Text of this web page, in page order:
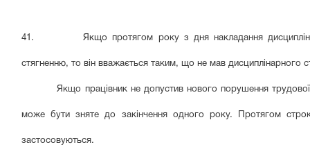
41. Якщо протягом року з дня накладання
стягненню, то він вважається таким, що не мав дисциплінарного
Якщо працівник не допустив нового порушення трудової
може бути зняте до закінчення одного року. Протягом
застосовуються.